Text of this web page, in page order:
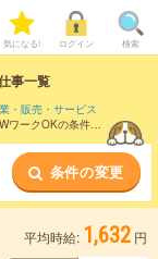
気になる! ログイン 検索
事一覧
・販売・サービス
ワークOKの条件の
条件の変更
平均時給: 1,632 円